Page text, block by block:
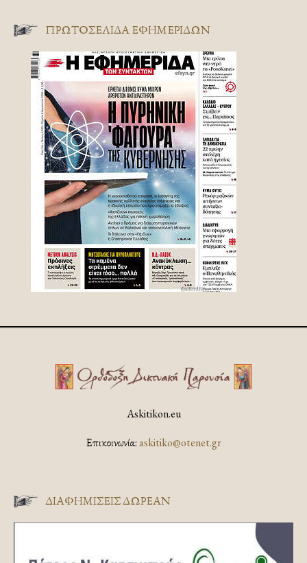
ΠΡΩΤΟΣΈΛΙΔΑ ΕΦΗΜΕΡΊΔΩΝ
Askitikon.eu
Επικοινωνία:askitiko@otenet.gr
ΔΙΑΦΗΜΊΣΕΙΣ ΔΩΡΕΆΝ